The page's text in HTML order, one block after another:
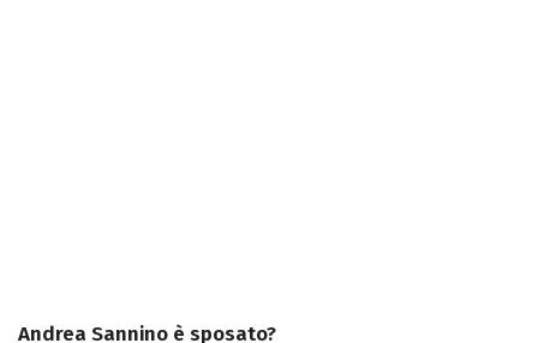
Andrea Sannino è sposato?